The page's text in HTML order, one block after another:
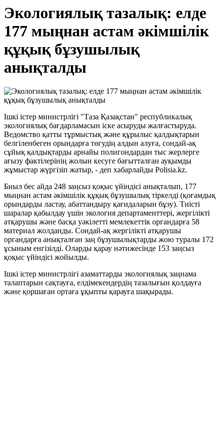
Экологиялық тазалық: елде
177 мыңнан астам әкімшілік
құқық бұзушылық
анықталды
Ішкі істер министрлігі "Таза Қазақстан" республикалық
экологиялық бағдарламасын іске асыруды жалғастыруда.
Ведомство қатты тұрмыстық және құрылыс қалдықтарын
белгіленбеген орындарға төгудің алдын алуға, сондай-ақ
сұйық қалдықтарды арнайы полигондардан тыс жерлерге
ағызу фактілерінің жолын кесуге бағытталған ауқымды
жұмыстар жүргізіп жатыр, - деп хабарлайды Polisia.kz.
Биыл бес айда 248 заңсыз қоқыс үйіндісі анықталып, 177
мыңнан астам әкімшілік құқық бұзушылық тіркелді (қоғамдық
орындарды ластау, абаттандыру қағидаларын бұзу). Тиісті
шаралар қабылдау үшін экология департаменттері, жергілікті
атқарушы және басқа уәкілетті мемлекеттік органдарға 58
материал жолданды. Сондай-ақ жергілікті атқарушы
органдарға анықталған заң бұзушылықтарды жою туралы 172
ұсыным енгізілді. Оларды қарау нәтижесінде 153 заңсыз
қоқыс үйіндісі жойылды.
Ішкі істер министрлігі азаматтарды экологиялық заңнама
талаптарын сақтауға, елдімекендердің тазалығын қолдауға
және қоршаған ортаға ұқыпты қарауға шақырады.